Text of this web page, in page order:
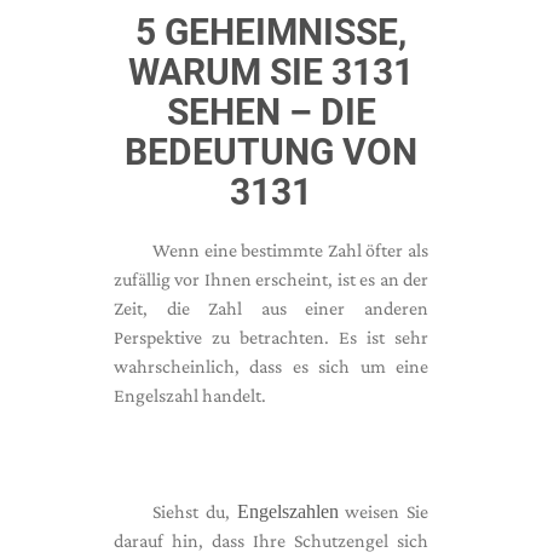
5 GEHEIMNISSE,
WARUM SIE 3131
SEHEN – DIE
BEDEUTUNG VON
3131
Wenn eine bestimmte Zahl öfter als
zufällig vor Ihnen erscheint, ist es an der
Zeit, die Zahl aus einer anderen
Perspektive zu betrachten. Es ist sehr
wahrscheinlich, dass es sich um eine
Engelszahl handelt.
Siehst du, Engelszahlen weisen Sie
darauf hin, dass Ihre Schutzengel sich